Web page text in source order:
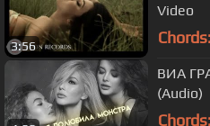
3:56
Video
Chords:
ВИА
(Audio)
Chords: